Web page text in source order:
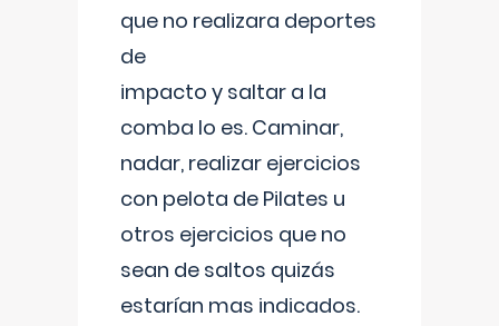
que no realizara deportes
de
impacto y saltar a la
comba lo es. Caminar,
nadar, realizar ejercicios
con pelota de Pilates u
otros ejercicios que no
sean de saltos quizás
estarían mas indicados.